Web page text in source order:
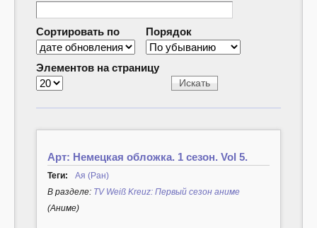
Сортировать по Порядок
Элементов на страницу
Арт: Немецкая обложка. 1 сезон. Vol 5.
Теги:
Ая (Ран)
В разделе: TV Weiß Kreuz: Первый сезон аниме
(Аниме)